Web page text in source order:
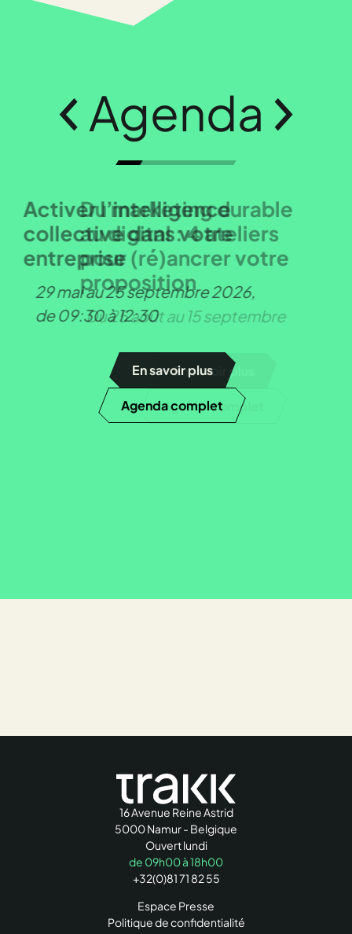
Agenda
l’intelligence
dans votre
mai au 25 septembre 2026,
09:30 à 12:30
En savoir plus
Agenda complet
Du marketing durable
au digital : 4 ateliers
pour (ré)ancrer votre
proposition
Du 25 août au 15 septembre
En savoir plus
Agenda complet
16 Avenue Reine Astrid
5000 Namur - Belgique
Ouvert lundi
de 09h00 à 18h00
+32(0)81 71 82 55
Espace Presse
Politique de confidentialité